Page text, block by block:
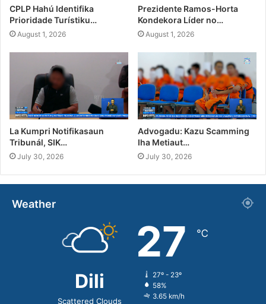
CPLP Hahú Identifika
Prioridade Turístiku…
August 1, 2026
Prezidente Ramos-Horta
Kondekora Líder no…
August 1, 2026
La Kumpri Notifikasaun
Tribunál, SIK…
July 30, 2026
Advogadu: Kazu Scamming
Iha Metiaut…
July 30, 2026
Weather
Dili
Scattered Clouds
27 ℃
27º - 23º
58%
3.65 km/h